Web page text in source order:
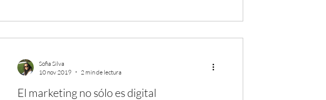
Sofia Silva
10 nov 2019
2 min de lectura
El marketing no sólo es digital